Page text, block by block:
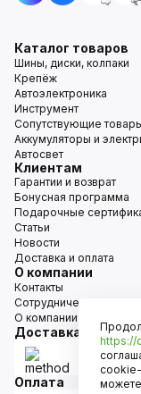
Каталог товаров
Шины, диски, колпаки
Крепёж
Автоэлектроника
Инструмент
Сопутствующие
Аккумуляторы и
Автосвет
Клиентам
Гарантии и возврат
Бонусная программа
Подарочные
Статьи
Новости
Доставка и оплата
О компании
Контакты
Сотрудничество
О компании
Доставка
Оплата
https://
можете